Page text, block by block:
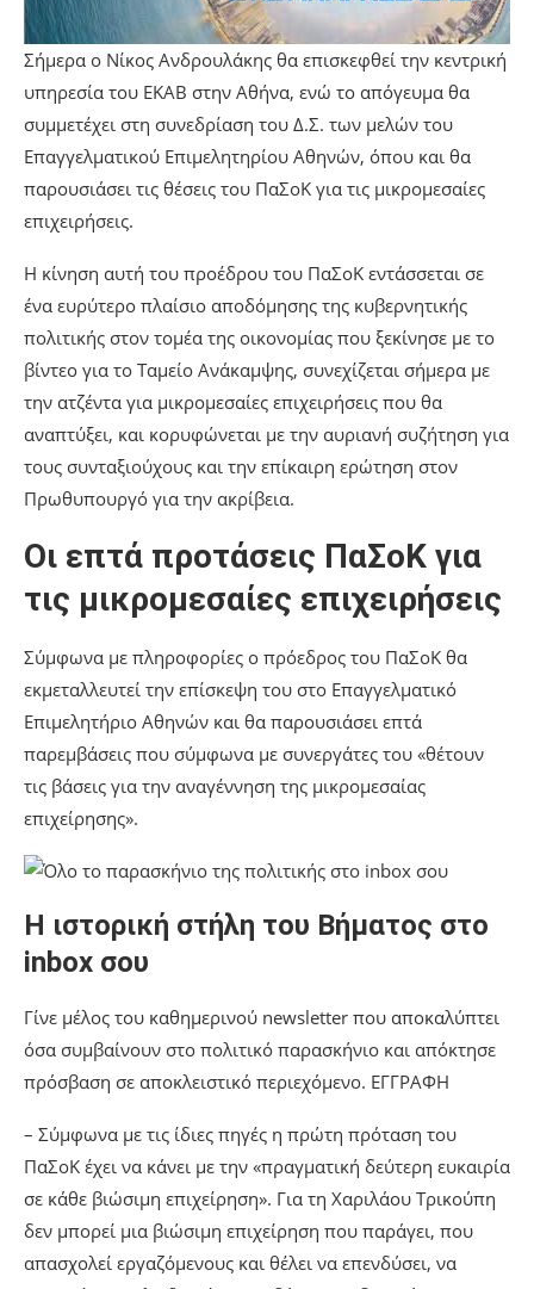
Σήμερα ο Νίκος Ανδρουλάκης θα επισκεφθεί την κεντρική
υπηρεσία του ΕΚΑΒ στην Αθήνα, ενώ το απόγευμα θα
συμμετέχει στη συνεδρίαση του Δ.Σ. των μελών του
Επαγγελματικού Επιμελητηρίου Αθηνών, όπου και θα
παρουσιάσει τις θέσεις του ΠαΣοΚ για τις μικρομεσαίες
επιχειρήσεις.
Η κίνηση αυτή του προέδρου του ΠαΣοΚ εντάσσεται σε
ένα ευρύτερο πλαίσιο αποδόμησης της κυβερνητικής
πολιτικής στον τομέα της οικονομίας που ξεκίνησε με το
βίντεο για το Ταμείο Ανάκαμψης, συνεχίζεται σήμερα με
την ατζέντα για μικρομεσαίες επιχειρήσεις που θα
αναπτύξει, και κορυφώνεται με την αυριανή συζήτηση για
τους συνταξιούχους και την επίκαιρη ερώτηση στον
Πρωθυπουργό για την ακρίβεια.
Οι επτά προτάσεις ΠαΣοΚ για
τις μικρομεσαίες επιχειρήσεις
Σύμφωνα με πληροφορίες ο πρόεδρος του ΠαΣοΚ θα
εκμεταλλευτεί την επίσκεψη του στο Επαγγελματικό
Επιμελητήριο Αθηνών και θα παρουσιάσει επτά
παρεμβάσεις που σύμφωνα με συνεργάτες του «θέτουν
τις βάσεις για την αναγέννηση της μικρομεσαίας
επιχείρησης».
Η ιστορική στήλη του Βήματος στο
inbox σου
Γίνε μέλος του καθημερινού newsletter που αποκαλύπτει
όσα συμβαίνουν στο πολιτικό παρασκήνιο και απόκτησε
πρόσβαση σε αποκλειστικό περιεχόμενο. ΕΓΓΡΑΦΗ
– Σύμφωνα με τις ίδιες πηγές η πρώτη πρόταση του
ΠαΣοΚ έχει να κάνει με την «πραγματική δεύτερη ευκαιρία
σε κάθε βιώσιμη επιχείρηση». Για τη Χαριλάου Τρικούπη
δεν μπορεί μια βιώσιμη επιχείρηση που παράγει, που
απασχολεί εργαζόμενους και θέλει να επενδύσει, να